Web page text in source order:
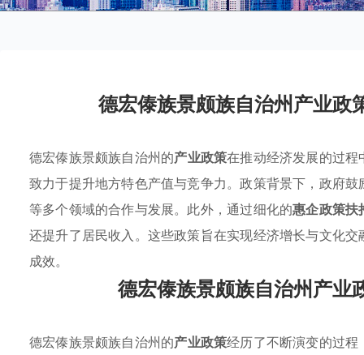
德宏傣族景颇族自治州产业政
德宏傣族景颇族自治州的产业政策在推动经济发展的过
致力于提升地方特色产值与竞争力。政策背景下，政府鼓
等多个领域的合作与发展。此外，通过细化的惠企政策扶
还提升了居民收入。这些政策旨在实现经济增长与文化
成效。
德宏傣族景颇族自治州产业
德宏傣族景颇族自治州的产业政策经历了不断演变的过